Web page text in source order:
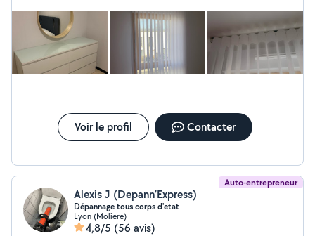
Voir le profil Contacter
Auto-entrepreneur
Alexis J (Depann’Express)
Dépannage tous corps d'etat
Lyon (Moliere)
4,8/5 (56 avis)